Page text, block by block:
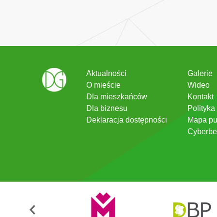
Aktualności
O mieście
Dla mieszkańców
Dla biznesu
Deklaracja dostępności
Galerie
Wideo
Kontakt
Mapa